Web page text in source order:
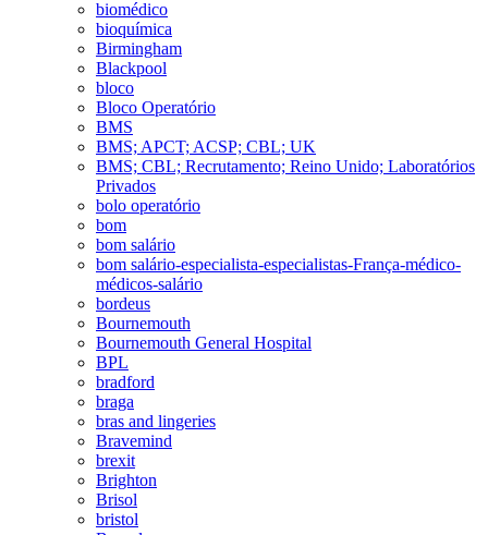
biomédico
bioquímica
Birmingham
Blackpool
bloco
Bloco Operatório
BMS
BMS; APCT; ACSP; CBL; UK
BMS; CBL; Recrutamento; Reino Unido; Laboratórios
Privados
bolo operatório
bom
bom salário
bom salário-especialista-especialistas-França-médico-
médicos-salário
bordeus
Bournemouth
Bournemouth General Hospital
BPL
bradford
braga
bras and lingeries
Bravemind
brexit
Brighton
Brisol
bristol